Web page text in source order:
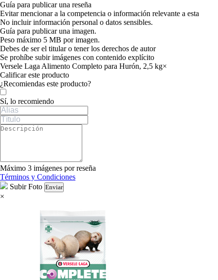
Guía para publicar una reseña
Evitar mencionar a la competencia o información relevante a esta
No incluir información personal o datos sensibles.
Guía para publicar una imagen.
Peso máximo 5 MB por imagen.
Debes de ser el titular o tener los derechos de autor
Se prohíbe subir imágenes con contenido explícito
Versele Laga Alimento Completo para Hurón, 2,5 kg×
Calificar este producto
Tu valoración
¿Recomiendas este producto?
Sí, lo recomiendo
Máximo 3 imágenes por reseña
Términos y Condiciones
Subir Foto Enviar
×